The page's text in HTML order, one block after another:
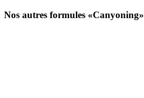
Nos autres formules «Canyoning»